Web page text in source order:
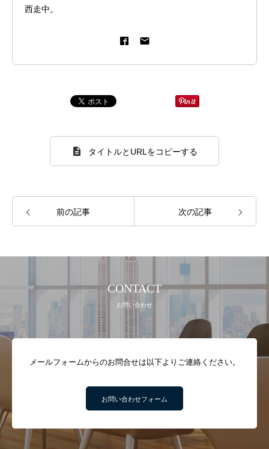
西走中。
タイトルとURLをコピーする
前の記事 次の記事
CONTACT
お問い合わせ
メールフォームからのお問合せは以下よりご連絡ください。
お問い合わせフォーム